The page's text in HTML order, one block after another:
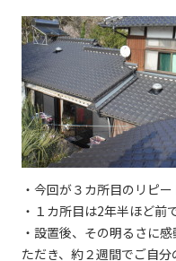
・今回が３カ所目のリピ
・１カ所目は2年半ほど前
・設置後、その明るさに
ただき、約２週間でご自分